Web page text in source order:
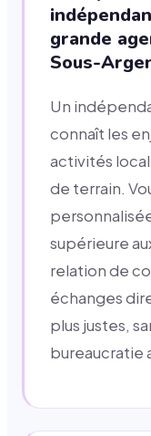
grande
Sous-
Un
connaît les
activités
de terrain.
supérieure
relation de
échanges
plus justes,
bureaucratie